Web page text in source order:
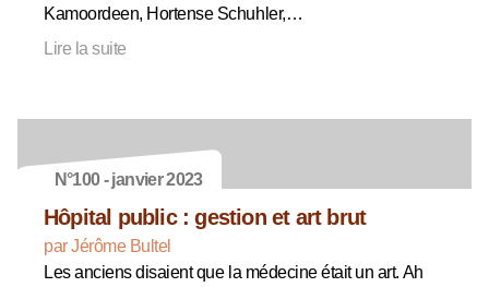
Kamoordeen, Hortense Schuhler,…
Lire la suite
N°100 - janvier 2023
Hôpital public : gestion et art brut
par Jérôme Bultel
Les anciens disaient que la médecine était un art. Ah